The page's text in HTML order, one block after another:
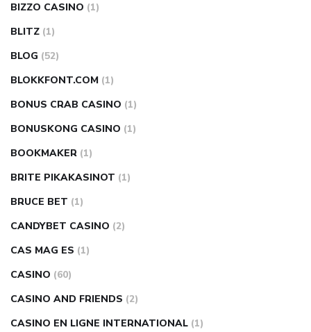
BIZZO CASINO (1)
BLITZ (1)
BLOG (52)
BLOKKFONT.COM (1)
BONUS CRAB CASINO (1)
BONUSKONG CASINO (1)
BOOKMAKER (1)
BRITE PIKAKASINOT (1)
BRUCE BET (1)
CANDYBET CASINO (2)
CAS MAG ES (1)
CASINO (60)
CASINO AND FRIENDS (2)
CASINO EN LIGNE INTERNATIONAL (1)